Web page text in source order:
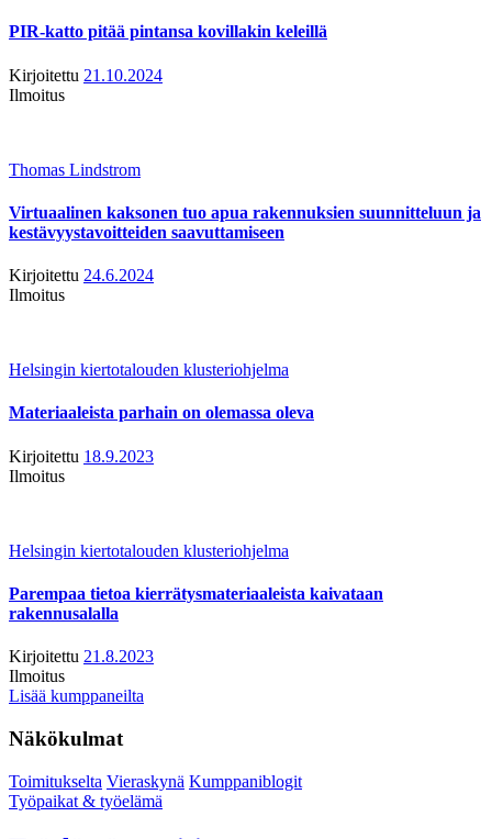
PIR-katto pitää pintansa kovillakin keleillä
Kirjoitettu 21.10.2024
Ilmoitus
Thomas Lindstrom
Virtuaalinen kaksonen tuo apua rakennuksien suunnitteluun ja
kestävyystavoitteiden saavuttamiseen
Kirjoitettu 24.6.2024
Ilmoitus
Helsingin kiertotalouden klusteriohjelma
Materiaaleista parhain on olemassa oleva
Kirjoitettu 18.9.2023
Ilmoitus
Helsingin kiertotalouden klusteriohjelma
Parempaa tietoa kierrätysmateriaaleista kaivataan
rakennusalalla
Kirjoitettu 21.8.2023
Ilmoitus
Lisää kumppaneilta
Näkökulmat
Toimitukselta Vieraskynä Kumppaniblogit
Työpaikat & työelämä